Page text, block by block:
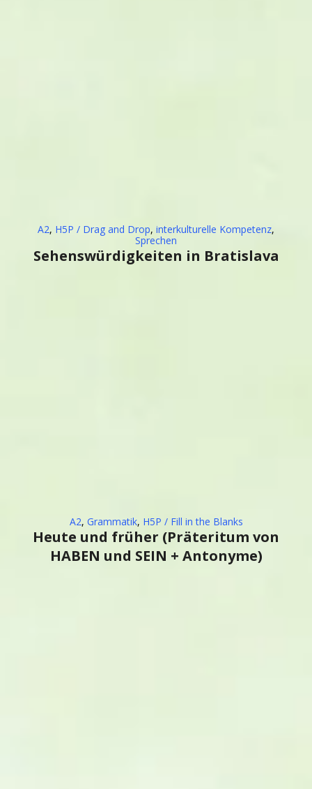
A2, H5P / Drag and Drop, interkulturelle Kompetenz,
Sprechen
Sehenswürdigkeiten in Bratislava
A2, Grammatik, H5P / Fill in the Blanks
Heute und früher (Präteritum von
HABEN und SEIN + Antonyme)